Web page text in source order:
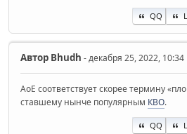
QQ
Автор Bhudh - декабря 25, 2022, 10:34
AoE соответствует скорее термину
ставшему нынче популярным КВО.
QQ